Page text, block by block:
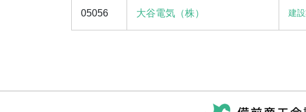
05056 大谷電気（株） 建